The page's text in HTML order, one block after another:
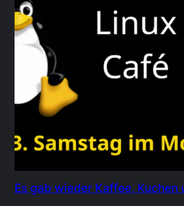
Es gab wieder Kaffee, Kuchen